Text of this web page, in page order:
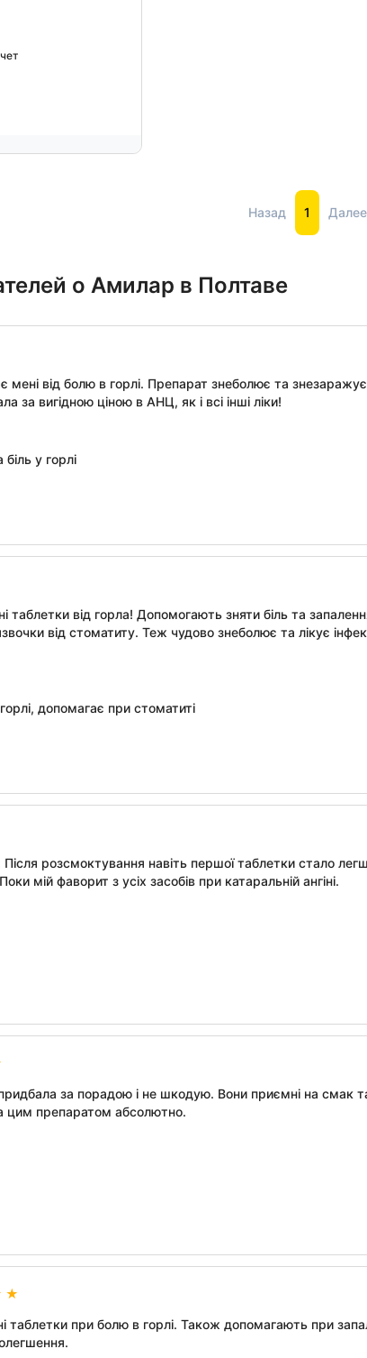
Назад 1 Далее
о Амилар в Полтаве
мені від болю в горлі. Препарат знеболює та
за вигідною ціною в АНЦ, як і всі інші ліки!
у горлі
таблетки від горла! Допомогають зняти біль та
від стоматиту. Теж чудово знеболює та лікує
допомагає при стоматиті
Після розсмоктування навіть першої таблетки стало
мій фаворит з усіх засобів при катаральній ангіні.
за порадою і не шкодую. Вони приємні на смак та
цим препаратом абсолютно.
таблетки при болю в горлі. Також допомагають при